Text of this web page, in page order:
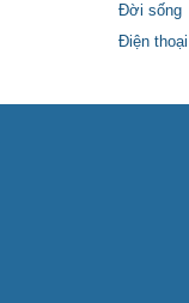
Đời sống
Điện thoại